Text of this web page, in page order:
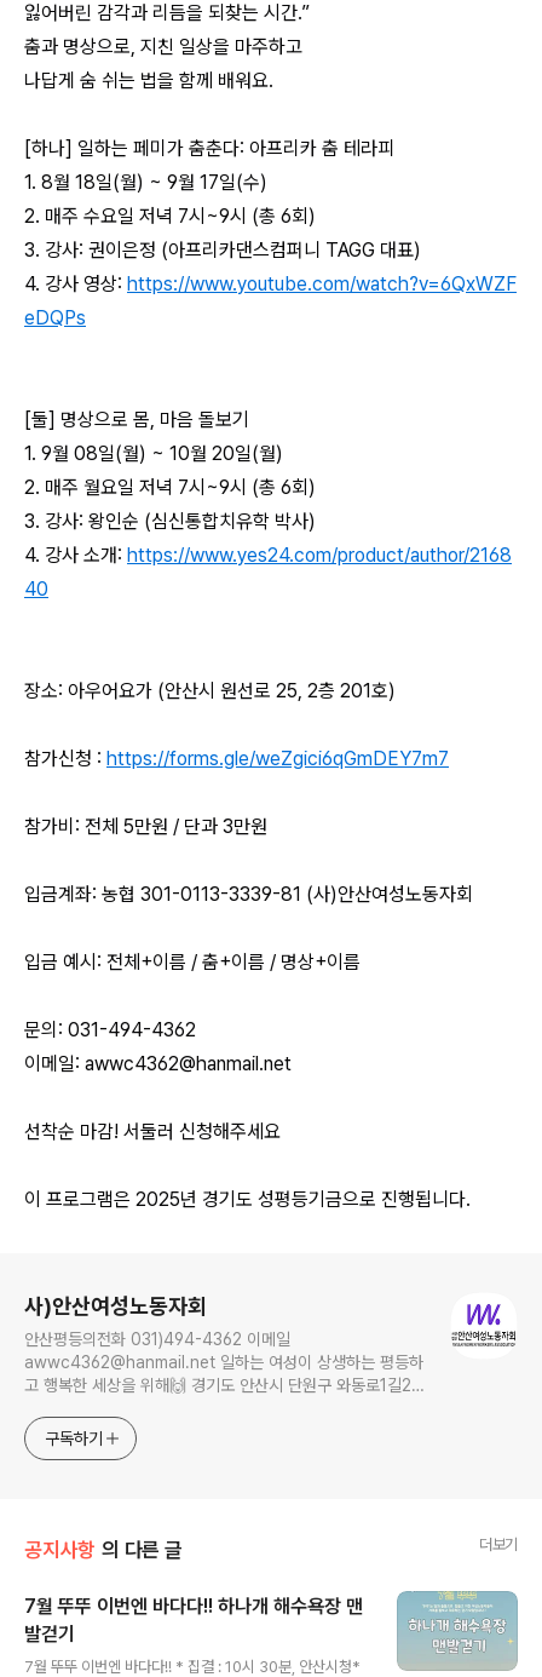
잃어버린 감각과 리듬을 되찾는 시간.”
춤과 명상으로, 지친 일상을 마주하고
나답게 숨 쉬는 법을 함께 배워요.
[하나] 일하는 페미가 춤춘다: 아프리카 춤 테라피
1. 8월 18일(월) ~ 9월 17일(수)
2. 매주 수요일 저녁 7시~9시 (총 6회)
3. 강사: 권이은정 (아프리카댄스컴퍼니 TAGG 대표)
4. 강사 영상: https://www.youtube.com/watch?v=6QxWZF
eDQPs
[둘] 명상으로 몸, 마음 돌보기
1. 9월 08일(월) ~ 10월 20일(월)
2. 매주 월요일 저녁 7시~9시 (총 6회)
3. 강사: 왕인순 (심신통합치유학 박사)
4. 강사 소개: https://www.yes24.com/product/author/2168
40
장소: 아우어요가 (안산시 원선로 25, 2층 201호)
참가신청 : https://forms.gle/weZgici6qGmDEY7m7
참가비: 전체 5만원 / 단과 3만원
입금계좌: 농협 301-0113-3339-81 (사)안산여성노동자회
입금 예시: 전체+이름 / 춤+이름 / 명상+이름
문의: 031-494-4362
이메일: awwc4362@hanmail.net
선착순 마감! 서둘러 신청해주세요
이 프로그램은 2025년 경기도 성평등기금으로 진행됩니다.
사)안산여성노동자회
안산평등의전화 031)494-4362 이메일
awwc4362@hanmail.net 일하는 여성이 상생하는 평등하
고 행복한 세상을 위해🙌 경기도 안산시 단원구 와동로1길21,
구독하기
공지사항 의 다른 글 더보기
7월 뚜뚜 이번엔 바다다!! 하나개 해수욕장 맨
발걷기
7월 뚜뚜 이번엔 바다다!! * 집결 : 10시 30분, 안산시청*